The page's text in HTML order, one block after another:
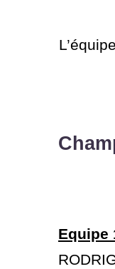
Equipe